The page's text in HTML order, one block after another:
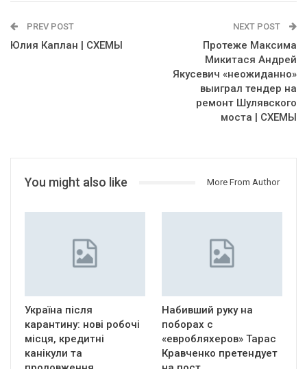
PREV POST
Юлия Каплан | СХЕМЫ
NEXT POST
Протеже Максима
Микитася Андрей
Якусевич «неожиданно»
выиграл тендер на
ремонт Шулявского
моста | СХЕМЫ
You might also like More From Author
Україна після
карантину: нові робочі
місця, кредитні
канікули та
Набивший руку на
поборах с
«евробляхеров» Тарас
Кравченко претендует